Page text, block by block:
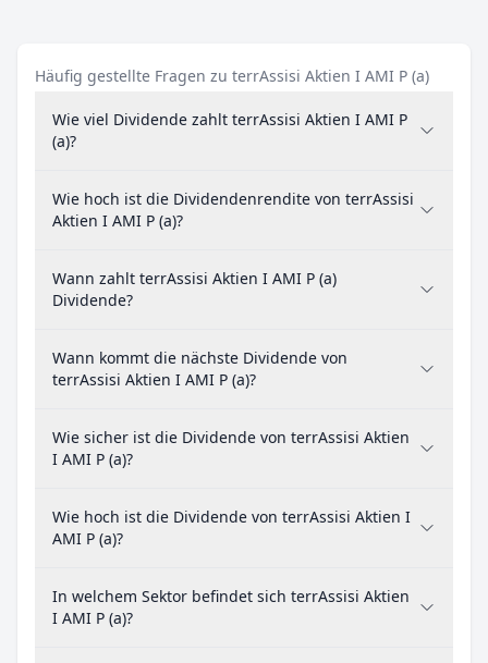
Häufig gestellte Fragen zu terrAssisi Aktien I AMI P (a)
Wie viel Dividende zahlt terrAssisi Aktien I AMI P
(a)?
Wie hoch ist die Dividendenrendite von terrAssisi
Aktien I AMI P (a)?
Wann zahlt terrAssisi Aktien I AMI P (a)
Dividende?
Wann kommt die nächste Dividende von
terrAssisi Aktien I AMI P (a)?
Wie sicher ist die Dividende von terrAssisi Aktien
I AMI P (a)?
Wie hoch ist die Dividende von terrAssisi Aktien I
AMI P (a)?
In welchem Sektor befindet sich terrAssisi Aktien
I AMI P (a)?